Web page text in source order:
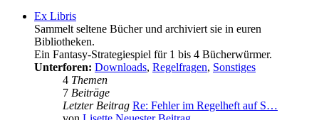
Ex Libris
Sammelt seltene Bücher und archiviert sie in euren
Bibliotheken.
Ein Fantasy-Strategiespiel für 1 bis 4 Bücherwürmer.
Unterforen: Downloads, Regelfragen, Sonstiges
4 Themen
7 Beiträge
Letzter Beitrag Re: Fehler im Regelheft auf S…